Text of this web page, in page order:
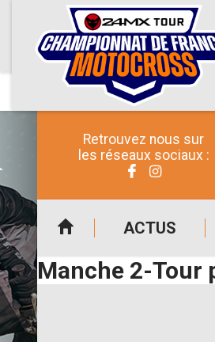
Retrouvez nous sur
les réseaux sociaux :
ACTUS
Manche 2-Tour